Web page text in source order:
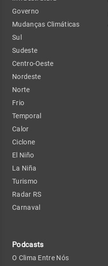
Governo
Mudanças Climáticas
Sul
Sudeste
Centro-Oeste
Nordeste
Norte
Frio
Temporal
Calor
Ciclone
El Niño
La Niña
Turismo
Radar RS
Carnaval
Podcasts
O Clima Entre Nós